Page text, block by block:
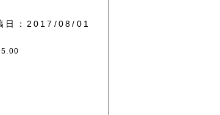
日：2017/08/01
5.00